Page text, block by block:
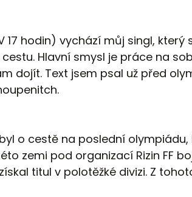
17 hodin) vychází můj singl, který
Hlavní smysl je práce na
dojít. Text jsem psal už před
o cestě na poslední
zemi pod organizací Rizin FF
titul v polotěžké divizi. Z